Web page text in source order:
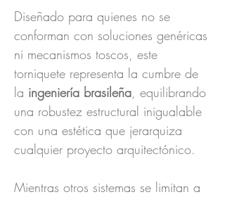
Diseñado para quienes no se
conforman con soluciones genéricas
ni mecanismos toscos, este
torniquete representa la cumbre de
la ingeniería brasileña, equilibrando
una robustez estructural inigualable
con una estética que jerarquiza
cualquier proyecto arquitectónico.
Mientras otros sistemas se limitan a